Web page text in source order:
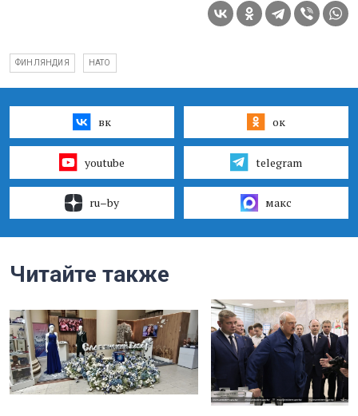
ФИНЛЯНДИЯ НАТО
вк ок
youtube telegram
ru–by макс
Читайте также